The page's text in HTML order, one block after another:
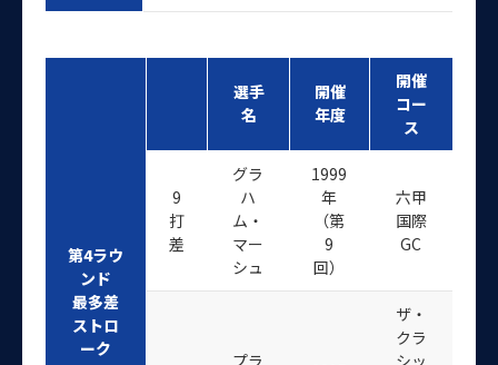
第4ラウ
ンド
最多差
ストロ
ーク
選手
名
開催
年度
開催
コー
ス
9
打
差
グラ
ハ
ム・
マー
シュ
1999
年
（第
9
回）
六甲
国際
GC
プラ
ザ・
クラ
シッ